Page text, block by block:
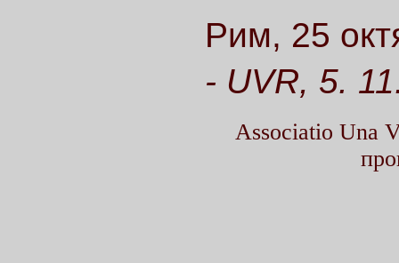
Рим, 25
- UVR, 5.
Associatio Una